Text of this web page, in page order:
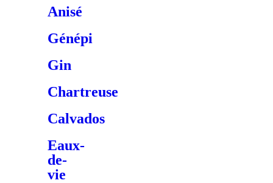
Anisé
Génépi
Gin
Chartreuse
Calvados
Eaux-
de-
vie